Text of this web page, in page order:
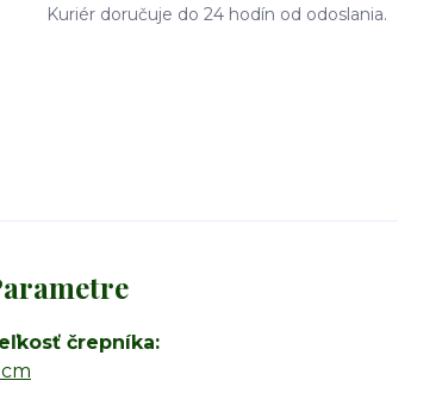
Kuriér doručuje do 24 hodín od odoslania.
črepníka